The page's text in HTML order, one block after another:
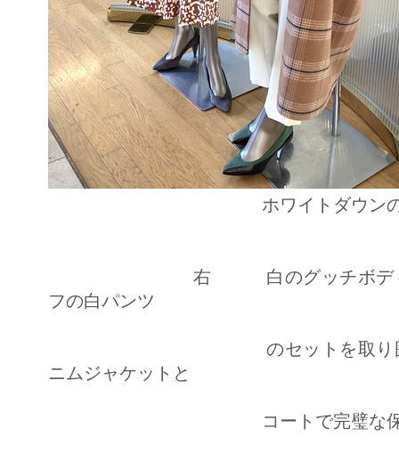
ホワイトダウンのツイ
右 白のグッチボディのカシ
フの白パンツ
のセットを取り囲むよう
ニムジャケットと
コートで完璧な保